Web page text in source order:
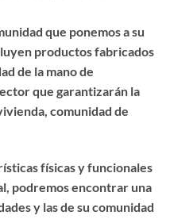
que ponemos a su
productos fabricados
de la mano de
que garantizarán la
comunidad de
físicas y funcionales
podremos encontrar una
y las de su comunidad